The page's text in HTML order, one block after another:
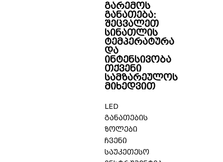
გარემოს
განათება:
შეცვალეთ
სინათლის
ტემპერატურა
და
ინტენსივობა
თქვენი
სამზარეულოს
მიხედვით
LED
განათების
ზოლები
ჩვენი
საუკეთესო